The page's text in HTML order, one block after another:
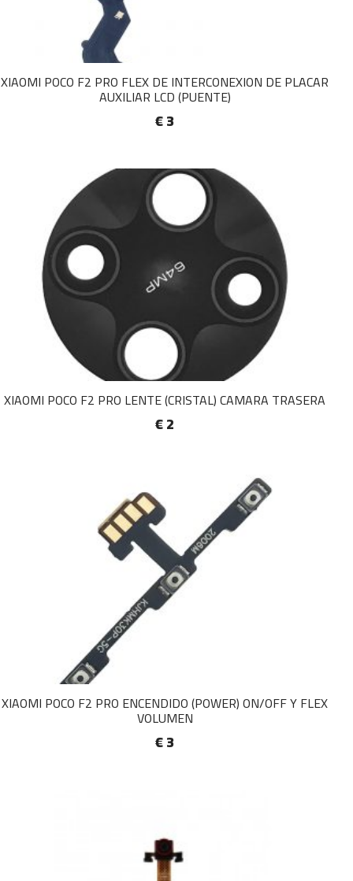
XIAOMI POCO F2 PRO FLEX DE INTERCONEXION DE PLACAR
AUXILIAR LCD (PUENTE)
€ 3
XIAOMI POCO F2 PRO LENTE (CRISTAL) CAMARA TRASERA
€ 2
XIAOMI POCO F2 PRO ENCENDIDO (POWER) ON/OFF Y FLEX
VOLUMEN
€ 3